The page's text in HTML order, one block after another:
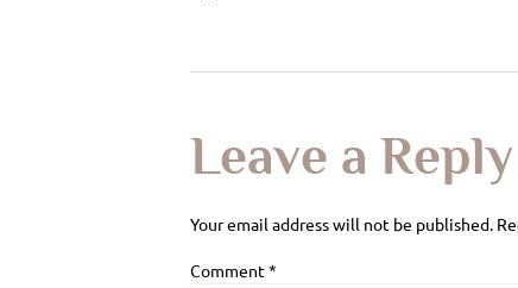
Leave a Reply
Your email address will not be published.
Comment*